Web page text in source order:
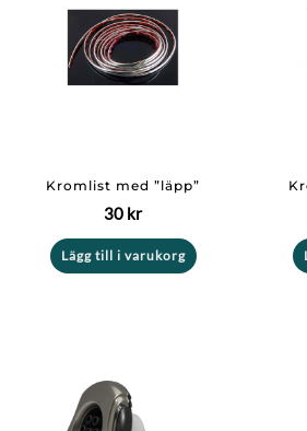
Kromlist med ”läpp”
30 kr
Lägg till i varukorg